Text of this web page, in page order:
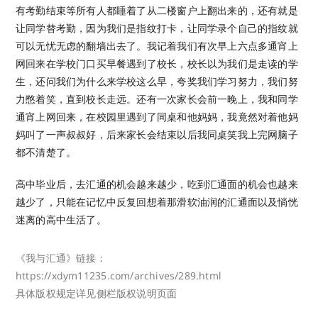
有考勤结束等所有人都睡着了从二楼窗户上翻出来的，还有就是
让同学替考勤，因为我们是指纹打卡，让同学录个自己的指纹就
可以无忧无虑的翻墙出去了。我记着我们有次早上六点多通宵上
网回来在学校门口买早餐遇到了校长，校长以为我们是走读的学
生，还问我们为什么来学校这么早，夸奖我们学习努力，我们努
力憋着笑，直到校长走远。还有一次家长会前一晚上，我和同学
通宵上网回来，在校园里遇到了同桌和他妈妈，我竟然对着他妈
妈叫了一声叔叔好，后来家长会结束以后我同桌笑我上完网脑子
都不清楚了。
高中毕业后，去汇通的机会越来越少，吃到汇通面的机会也越来
越少了，只能在记忆中反复回想着那滑软油润的汇通面以及惝恍
迷离的高中生活了。
《我与汇通》链接：
https://xdym11235.com/archives/289.html
具体版权规定详见侧栏版权说明页面